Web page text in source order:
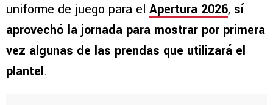
uniforme de juego para el Apertura 2026, sí
aprovechó la jornada para mostrar por primera
vez algunas de las prendas que utilizará el
plantel.